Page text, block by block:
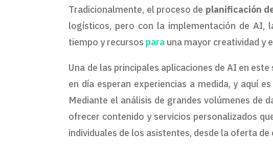
Tradicionalmente, el proceso de planificación
logísticos, pero con la implementación de AI,
tiempo y recursos para una mayor creatividad y
Una de las principales aplicaciones de AI en
en día esperan experiencias a medida, y aquí
Mediante el análisis de grandes volúmenes de
ofrecer contenido y servicios personalizados
individuales de los asistentes, desde la oferta